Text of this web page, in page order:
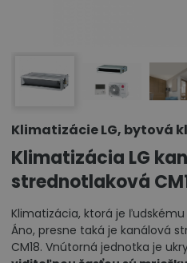
Klimatizácie LG, bytová
Klimatizácia LG
strednotlaková
Klimatizácia, ktorá je ľudskému
Áno, presne taká je kanálová
CM18. Vnútorná jednotka je